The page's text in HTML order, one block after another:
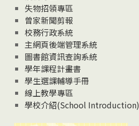
失物招領專區
曾家新聞剪報
校務行政系統
主網頁後端管理系統
圖書館資訊查詢系統
學年課程計畫書
學生選課輔導手冊
線上教學專區
學校介紹(School Introduction)